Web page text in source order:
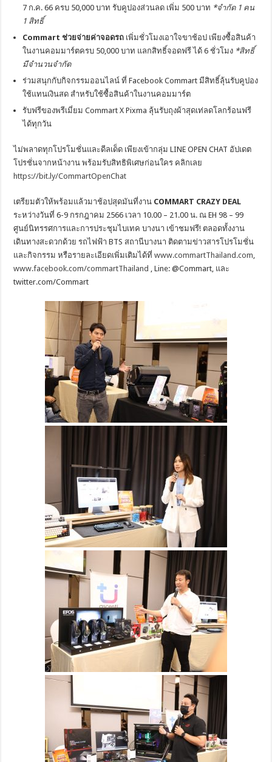
7 ก.ค. 66 ครบ 50,000 บาท รับคูปองส่วนลด เพิ่ม 500 บาท *จำกัด 1 คน
1 สิทธิ์
Commart ช่วยจ่ายค่าจอดรถ เพิ่มชั่วโมงเอาใจขาช้อป เพียงซื้อสินค้า
ในงานคอมมาร์ตครบ 50,000 บาท แลกสิทธิ์จอดฟรี ได้ 6 ชั่วโมง *สิทธิ์
มีจำนวนจำกัด
ร่วมสนุกกับกิจกรรมออนไลน์ ที่ Facebook Commart มีสิทธิ์ลุ้นรับคูปอง
ใช้แทนเงินสด สำหรับใช้ซื้อสินค้าในงานคอมมาร์ต
รับฟรีของพรีเมี่ยม Commart X Pixma ลุ้นรับถุงผ้าสุดเท่ลดโลกร้อนฟรี
ได้ทุกวัน
ไม่พลาดทุกโปรโมชั่นและดีลเด็ด เพียงเข้ากลุ่ม LINE OPEN CHAT อัปเดต
โปรชั่นจากหน้างาน พร้อมรับสิทธิพิเศษก่อนใคร คลิกเลย
https://bit.ly/CommartOpenChat
เตรียมตัวให้พร้อมแล้วมาช้อปสุดมันที่งาน COMMART CRAZY DEAL
ระหว่างวันที่ 6-9 กรกฎาคม 2566 เวลา 10.00 – 21.00 น. ณ EH 98 – 99
ศูนย์นิทรรศการและการประชุมไบเทค บางนา เข้าชมฟรี! ตลอดทั้งงาน
เดินทางสะดวกด้วย รถไฟฟ้า BTS สถานีบางนา ติดตามข่าวสารโปรโมชั่น
และกิจกรรม หรือรายละเอียดเพิ่มเติมได้ที่www.commartThailand.com
www.facebook.com/commartThailand
, Line: @Commart, และ
twitter.com/Commart